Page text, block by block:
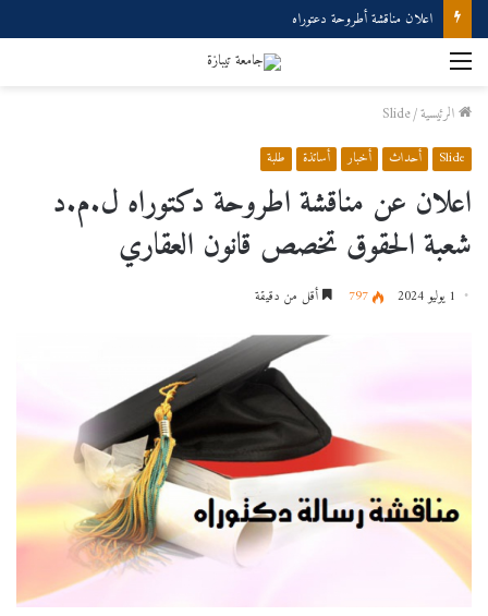
اعلان مناقشة أطروحة دعتوراه
القائمة
الرئيسية/
Slide
Slide أحداث أخبار أساتذة طلبة
اعلان عن مناقشة اطروحة دكتوراه ل.م.د
شعبة الحقوق تخصص قانون العقاري
1 يوليو 2024 797 أقل من دقيقة